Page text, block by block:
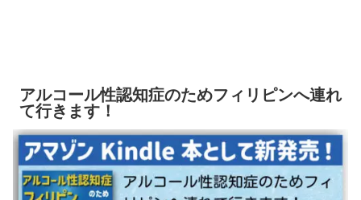
アルコール性認知症のためフィリピンへ連れ
て行きます！